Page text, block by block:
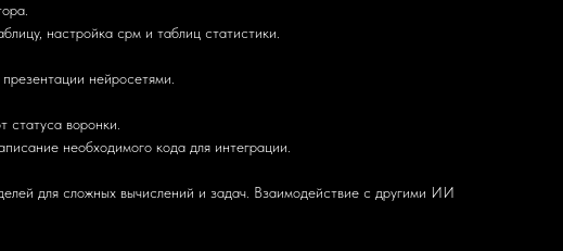
настройка срм и таблиц статистики.
нейросетями.
воронки.
необходимого кода для интеграции.
для сложных вычислений и задач. Взаимодействие с другими ИИ